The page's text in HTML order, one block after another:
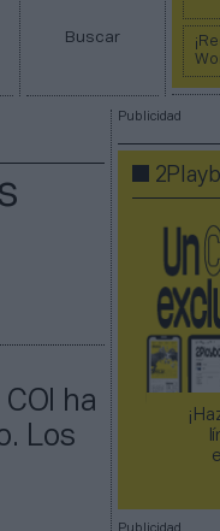
Buscar
ha
Los
Publicidad